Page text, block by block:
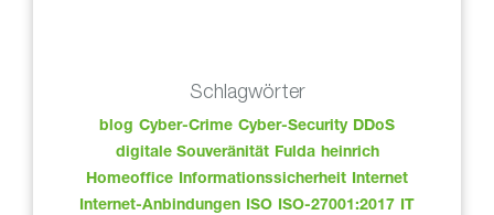
Schlagwörter
blog Cyber-Crime Cyber-Security DDoS
digitale Souveränität Fulda heinrich
Homeoffice Informationssicherheit Internet
Internet-Anbindungen ISO ISO-27001:2017 IT